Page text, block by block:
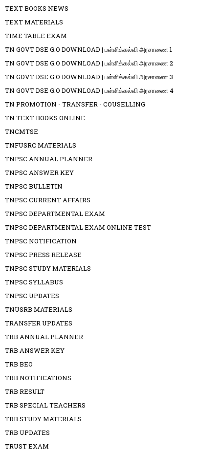
TEXT BOOKS NEWS
TEXT MATERIALS
TIME TABLE EXAM
TN GOVT DSE G.O DOWNLOAD | பள்ளிக்கல்வி அரசாணை 1
TN GOVT DSE G.O DOWNLOAD | பள்ளிக்கல்வி அரசாணை 2
TN GOVT DSE G.O DOWNLOAD | பள்ளிக்கல்வி அரசாணை 3
TN GOVT DSE G.O DOWNLOAD | பள்ளிக்கல்வி அரசாணை 4
TN PROMOTION - TRANSFER - COUSELLING
TN TEXT BOOKS ONLINE
TNCMTSE
TNFUSRC MATERIALS
TNPSC ANNUAL PLANNER
TNPSC ANSWER KEY
TNPSC BULLETIN
TNPSC CURRENT AFFAIRS
TNPSC DEPARTMENTAL EXAM
TNPSC DEPARTMENTAL EXAM ONLINE TEST
TNPSC NOTIFICATION
TNPSC PRESS RELEASE
TNPSC STUDY MATERIALS
TNPSC SYLLABUS
TNPSC UPDATES
TNUSRB MATERIALS
TRANSFER UPDATES
TRB ANNUAL PLANNER
TRB ANSWER KEY
TRB BEO
TRB NOTIFICATIONS
TRB RESULT
TRB SPECIAL TEACHERS
TRB STUDY MATERIALS
TRB UPDATES
TRUST EXAM